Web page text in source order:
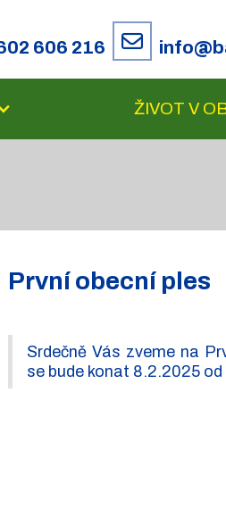
606 216
ŽIVOT V
První obecní ples
Srdečně Vás zveme na
se bude konat 8.2.2025 od